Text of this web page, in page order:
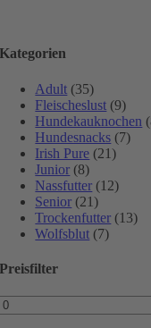
Kategorien
Adult (35)
Fleischeslust (9)
Hundekauknochen
Hundesnacks (7)
Irish Pure (21)
Junior (8)
Nassfutter (12)
Senior (21)
Trockenfutter (13)
Wolfsblut (7)
Preisfilter